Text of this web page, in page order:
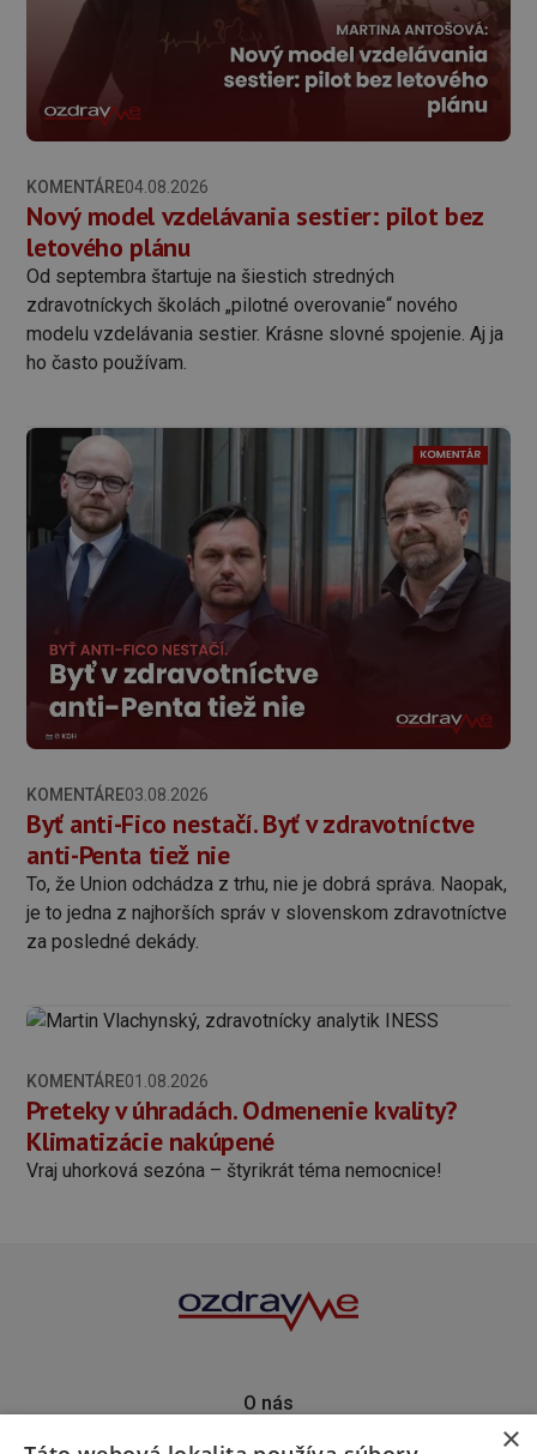
KOMENTÁRE04.08.2026
Nový model vzdelávania sestier: pilot bez
letového plánu
Od septembra štartuje na šiestich stredných
zdravotníckych školách „pilotné overovanie“ nového
modelu vzdelávania sestier. Krásne slovné spojenie. Aj ja
ho často používam.
KOMENTÁRE03.08.2026
Byť anti-Fico nestačí. Byť v zdravotníctve
anti-Penta tiež nie
To, že Union odchádza z trhu, nie je dobrá správa. Naopak,
je to jedna z najhorších správ v slovenskom zdravotníctve
za posledné dekády.
KOMENTÁRE01.08.2026
Preteky v úhradách. Odmenenie kvality?
Klimatizácie nakúpené
Vraj uhorková sezóna – štyrikrát téma nemocnice!
O nás
×